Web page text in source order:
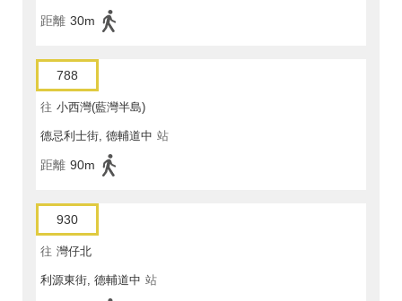
距離 30m
788
往 小西灣(藍灣半島)
德忌利士街, 德輔道中 站
距離 90m
930
往 灣仔北
利源東街, 德輔道中 站